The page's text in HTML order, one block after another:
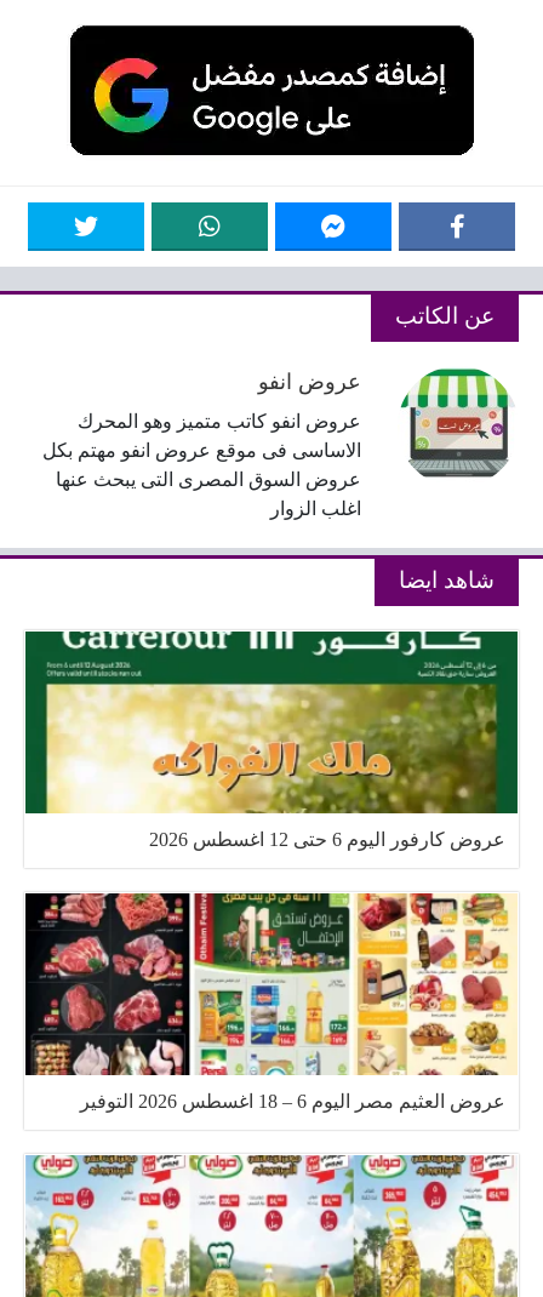
عن الكاتب
عروض انفو
عروض انفو كاتب متميز وهو المحرك
الاساسى فى موقع عروض انفو مهتم بكل
عروض السوق المصرى التى يبحث عنها
اغلب الزوار
شاهد ايضا
عروض كارفور اليوم 6 حتى 12 اغسطس 2026
عروض العثيم مصر اليوم 6 – 18 اغسطس 2026 التوفير